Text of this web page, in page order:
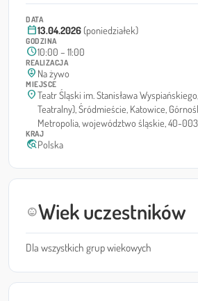
DATA
calendar_today13.04.2026 (poniedziałek)
GODZINA
schedule10:00 – 11:00
REALIZACJA
person_pin_circle Na żywo
MIEJSCE
location_onTeatr Śląski im. Stanisława
Teatralny), Śródmieście, Katowice,
Metropolia, województwo śląskie, 40-
KRAJ
travel_explorePolska
child_careWiek uczestników
Dla wszystkich grup wiekowych